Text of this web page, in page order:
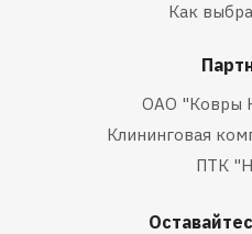
Как
ОАО "Ковры
Клининговая
ПТК